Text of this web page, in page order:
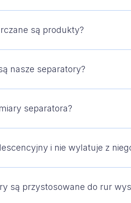
są produkty?
nasze separatory?
separatora?
i nie wylatuje z
są przystosowane do rur